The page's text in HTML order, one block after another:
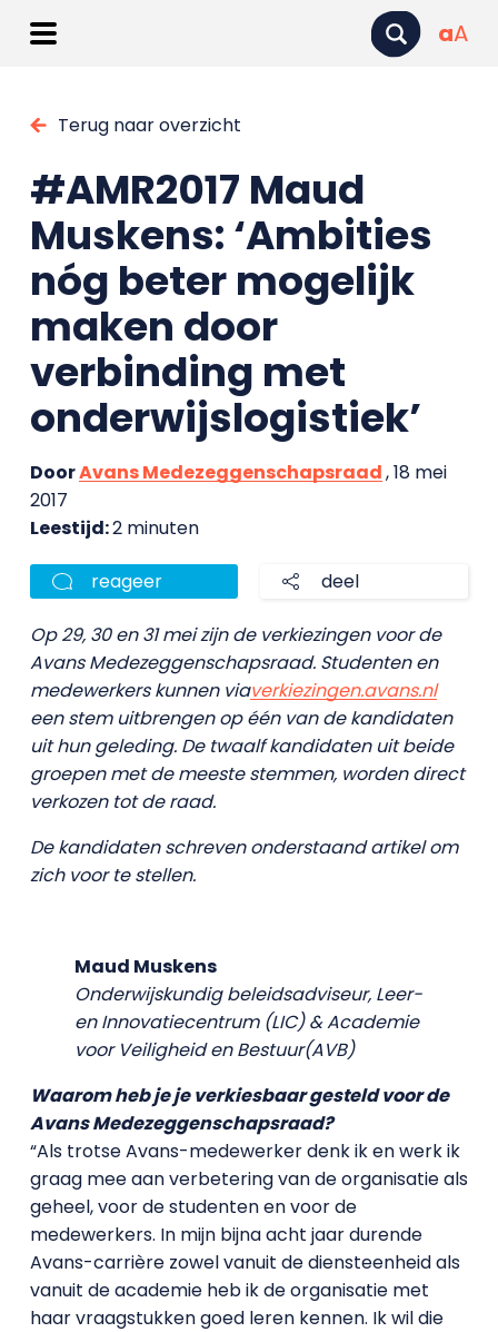
aA
Terug naar overzicht
#AMR2017 Maud
Muskens: ‘Ambities
nóg beter mogelijk
maken door
verbinding met
onderwijslogistiek’
DoorAvans Medezeggenschapsraad, 18 mei
2017
Leestijd:2 minuten
reageer deel
Op 29, 30 en 31 mei zijn de verkiezingen voor de
Avans Medezeggenschapsraad. Studenten en
medewerkers kunnen viaverkiezingen.avans.nl
een stem uitbrengen op één van de kandidaten
uit hun geleding. De twaalf kandidaten uit beide
groepen met de meeste stemmen, worden direct
verkozen tot de raad.
De kandidaten schreven onderstaand artikel om
zich voor te stellen.
Maud Muskens
Onderwijskundig beleidsadviseur, Leer-
en Innovatiecentrum (LIC) & Academie
voor Veiligheid en Bestuur(AVB)
Waarom heb je je verkiesbaar gesteld voor de
Avans Medezeggenschapsraad?
“Als trotse Avans-medewerker denk ik en werk ik
graag mee aan verbetering van de organisatie als
geheel, voor de studenten en voor de
medewerkers. In mijn bijna acht jaar durende
Avans-carrière zowel vanuit de diensteenheid als
vanuit de academie heb ik de organisatie met
haar vraagstukken goed leren kennen. Ik wil die